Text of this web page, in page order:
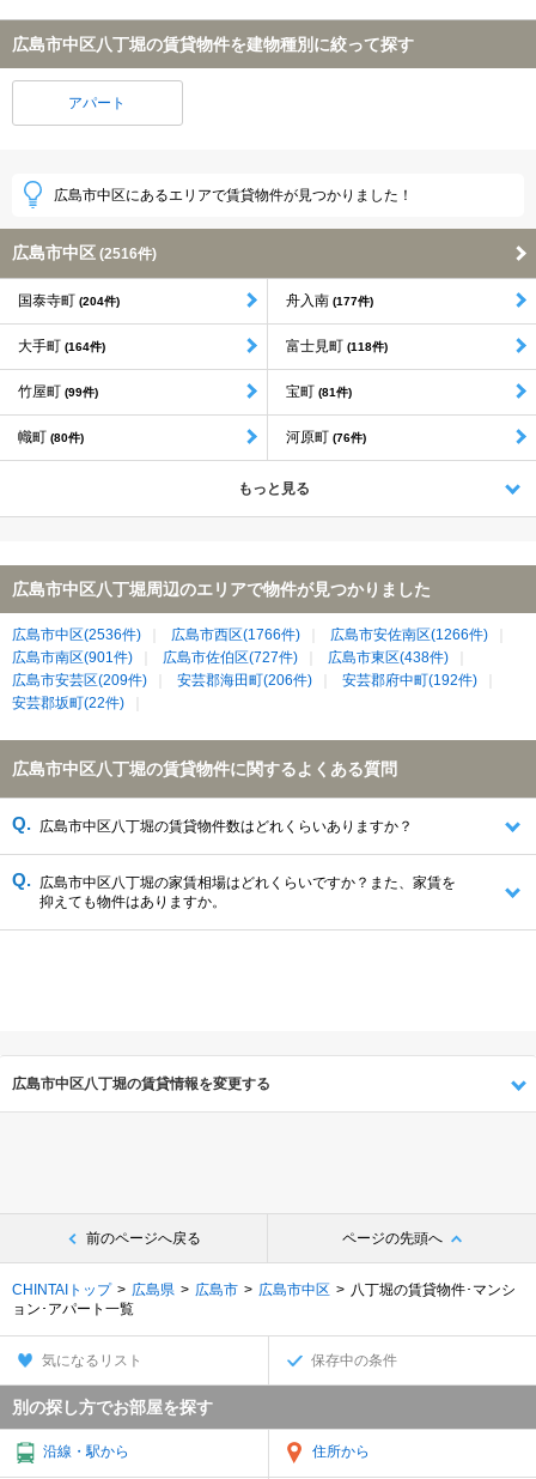
広島市中区八丁堀の賃貸物件を建物種別に絞って探す
アパート
広島市中区にあるエリアで賃貸物件が見つかりました！
広島市中区 (2516件)
国泰寺町 (204件) 舟入南 (177件)
大手町 (164件) 富士見町 (118件)
竹屋町 (99件) 宝町 (81件)
幟町 (80件) 河原町 (76件)
もっと見る
広島市中区八丁堀周辺のエリアで物件が見つかりました
広島市中区(2536件) 広島市西区(1766件)
広島市安佐南区(1266件)
広島市南区(901件)
広島市佐伯区(727件)
広島市東区(438件)
広島市安芸区(209件)
安芸郡海田町(206件)
安芸郡府中町(192件)
安芸郡坂町(22件)
広島市中区八丁堀の賃貸物件に関するよくある質問
広島市中区八丁堀の賃貸物件数はどれくらいありますか？
広島市中区八丁堀の家賃相場はどれくらいですか？また、家賃を
抑えても物件はありますか。
広島市中区八丁堀の賃貸情報を変更する
前のページへ戻る ページの先頭へ
CHINTAIトップ 広島県 広島市 広島市中区
八丁堀の賃貸物件･マンシ
ョン･アパート一覧
気になるリスト 保存中の条件
別の探し方でお部屋を探す
沿線・駅から 住所から